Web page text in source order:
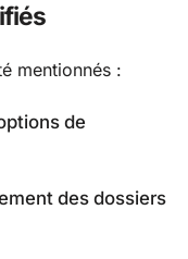
mentionnés :
de
des dossiers